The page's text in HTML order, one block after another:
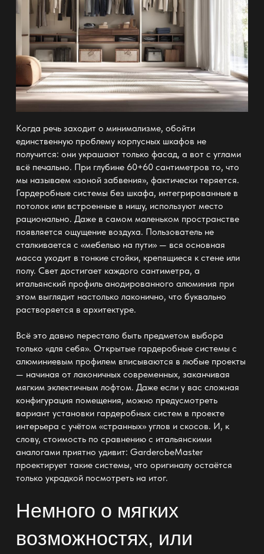
Когда речь заходит о минимализме, обойти
единственную проблему корпусных шкафов не
получится: они украшают только фасад, а вот с углами
всё печально. При глубине 60+60 сантиметров то, что
мы называем «зоной забвения», фактически теряется.
Гардеробные системы без шкафа, интегрированные в
потолок или встроенные в нишу, используют место
рационально. Даже в самом маленьком пространстве
появляется ощущение воздуха. Пользователь не
сталкивается с «мебелью на пути» — вся основная
масса уходит в тонкие стойки, крепящиеся к стене или
полу. Свет достигает каждого сантиметра, а
итальянский профиль анодированного алюминия при
этом выглядит настолько лаконично, что буквально
растворяется в архитектуре.
Всё это давно перестало быть предметом выбора
только «для себя». Открытые гардеробные системы с
алюминиевым профилем вписываются в любые проекты
— начиная от лаконичных современных, заканчивая
мягким эклектичным лофтом. Даже если у вас сложная
конфигурация помещения, можно предусмотреть
вариант установки гардеробных систем в проекте
интерьера с учётом «странных» углов и скосов. И, к
слову, стоимость по сравнению с итальянскими
аналогами приятно удивит: GarderobeMaster
проектирует такие системы, что оригиналу остаётся
только украдкой посмотреть на итог.
Немного о мягких
возможностях, или